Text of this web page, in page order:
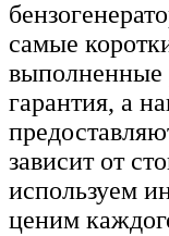
самые
выполненные
гарантия, а
зависит от
используем
ценим